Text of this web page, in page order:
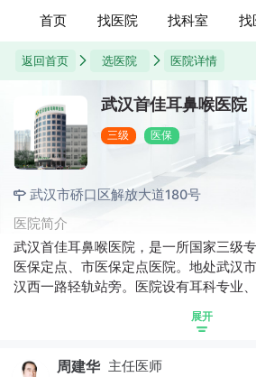
首页 找医院 找科室 找
返回首页 选医院 医院详情
武汉首佳耳鼻喉医院
三级 医保
武汉市硚口区解放大道180号
医院简介
武汉首佳耳鼻喉医院，是一所国家三级
医保定点、市医保定点医院。地处武汉
汉西一路轻轨站旁。医院设有耳科专业
完成电子耳蜗植入、人工听骨植入、咽
腺在内的耳鼻咽喉-头颈外科领域各类疾
展开
周建华 主任医师